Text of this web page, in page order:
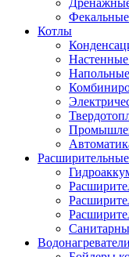
Котлы
Водонагреватели